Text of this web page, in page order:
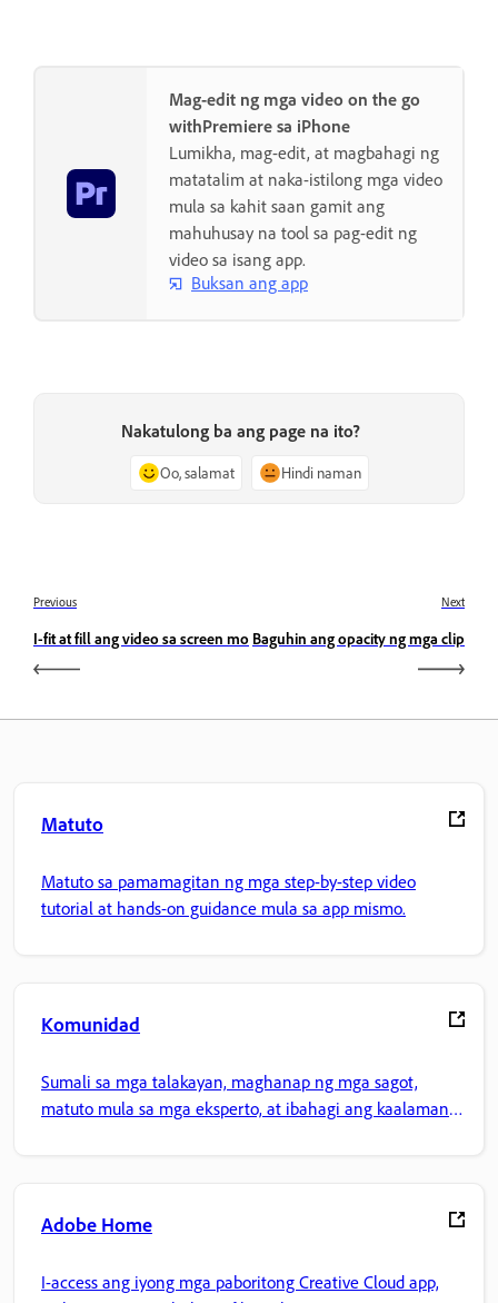
Mag-edit ng mga video on the go
withPremiere sa iPhone
Lumikha, mag-edit, at magbahagi ng
matatalim at naka-istilong mga video
mula sa kahit saan gamit ang
mahuhusay na tool sa pag-edit ng
video sa isang app.
Buksan ang app
Nakatulong ba ang page na ito?
Oo, salamat Hindi naman
Previous
I-fit at fill ang video sa screen mo
Next
Baguhin ang opacity ng mga clip
Matuto
Matuto sa pamamagitan ng mga step-by-step video
tutorial at hands-on guidance mula sa app mismo.
Komunidad
Sumali sa mga talakayan, maghanap ng mga sagot,
matuto mula sa mga eksperto, at ibahagi ang kaalaman
Adobe Home
I-access ang iyong mga paboritong Creative Cloud app,